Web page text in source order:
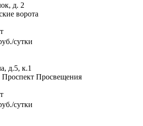
д. 2
ворота
сутки
д.5, к.1
Просвещения
сутки